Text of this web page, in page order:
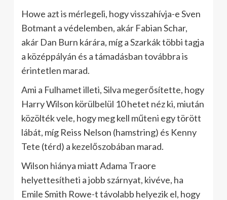
Howe azt is mérlegeli, hogy visszahívja-e Sven
Botmant a védelemben, akár Fabian Schar,
akár Dan Burn kárára, míg a Szarkák többi tagja
a középpályán és a támadásban továbbra is
érintetlen marad.
Ami a Fulhamet illeti, Silva megerősítette, hogy
Harry Wilson körülbelül 10 hetet néz ki, miután
közölték vele, hogy meg kell műteni egy törött
lábát, míg Reiss Nelson (hamstring) és Kenny
Tete (térd) a kezelőszobában marad.
Wilson hiánya miatt Adama Traore
helyettesítheti a jobb szárnyat, kivéve, ha
Emile Smith Rowe-t távolabb helyezik el, hogy